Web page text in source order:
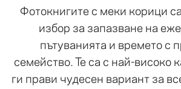
Фотокнигите с меки корици
избор за запазване на
пътуванията и времето с
семейство. Те са с най-високо
ги прави чудесен вариант за